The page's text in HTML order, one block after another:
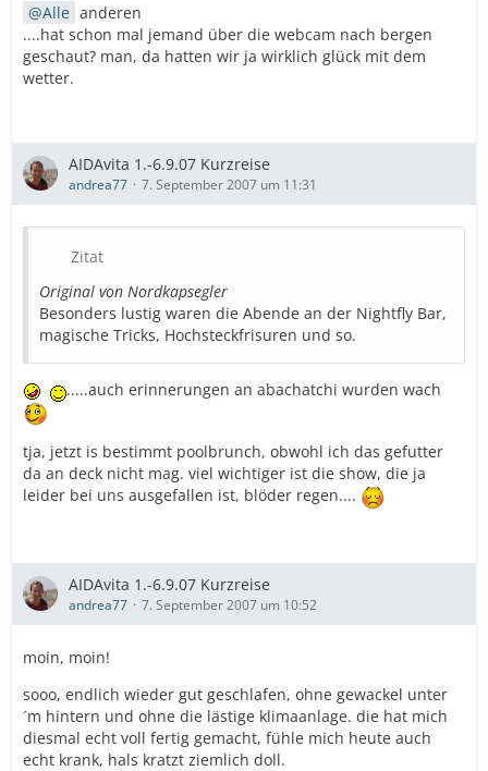
Alle anderen
....hat schon mal jemand über die webcam nach bergen
geschaut? man, da hatten wir ja wirklich glück mit dem
wetter.
AIDAvita 1.-6.9.07 Kurzreise
andrea77 7. September 2007 um 11:31
Zitat
Original von Nordkapsegler
Besonders lustig waren die Abende an der Nightfly Bar,
magische Tricks, Hochsteckfrisuren und so.
.....auch erinnerungen an abachatchi wurden wach
tja, jetzt is bestimmt poolbrunch, obwohl ich das gefutter
da an deck nicht mag. viel wichtiger ist die show, die ja
leider bei uns ausgefallen ist, blöder regen....
AIDAvita 1.-6.9.07 Kurzreise
andrea77 7. September 2007 um 10:52
moin, moin!
sooo, endlich wieder gut geschlafen, ohne gewackel unter
´m hintern und ohne die lästige klimaanlage. die hat mich
diesmal echt voll fertig gemacht, fühle mich heute auch
echt krank, hals kratzt ziemlich doll.